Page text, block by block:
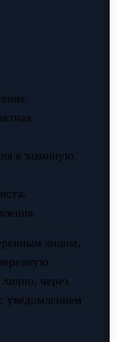
в законную
лицом,
через
уведомлением